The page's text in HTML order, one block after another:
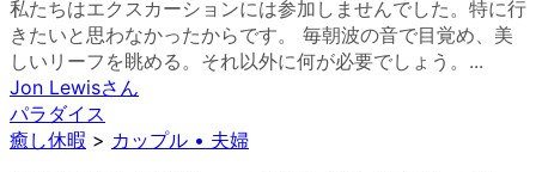
私たちはエクスカーションには参加しませんでした。特に行
きたいと思わなかったからです。 毎朝波の音で目覚め、美
しいリーフを眺める。それ以外に何が必要でしょう。...
Jon Lewisさん
パラダイス
癒し休暇 > カップル • 夫婦